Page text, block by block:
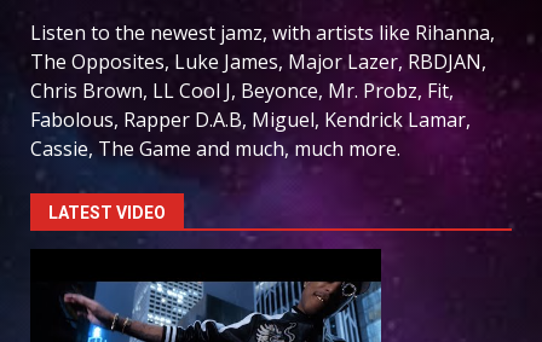
Listen to the newest jamz, with artists like Rihanna,
The Opposites, Luke James, Major Lazer, RBDJAN,
Chris Brown, LL Cool J, Beyonce, Mr. Probz, Fit,
Fabolous, Rapper D.A.B, Miguel, Kendrick Lamar,
Cassie, The Game and much, much more.
LATEST VIDEO